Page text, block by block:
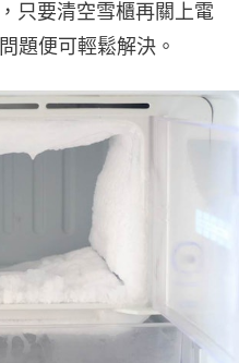
只要清空雪櫃再關上電
題便可輕鬆解決。